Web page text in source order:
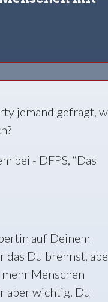
jemand gefragt,
bei - DFPS, “Das
auf Deinem
das Du brennst,
Menschen
aber wichtig. Du